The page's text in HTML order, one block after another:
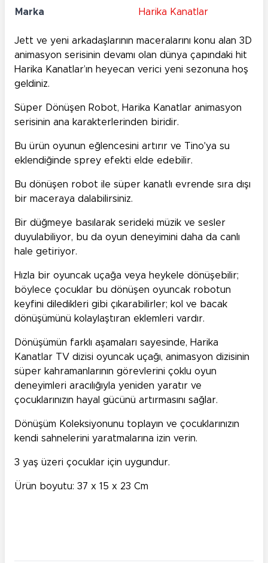
Marka Harika Kanatlar
Jett ve yeni arkadaşlarının maceralarını konu alan 3D
animasyon serisinin devamı olan dünya çapındaki hit
Harika Kanatlar’ın heyecan verici yeni sezonuna hoş
geldiniz.
Süper Dönüşen Robot, Harika Kanatlar animasyon
serisinin ana karakterlerinden biridir.
Bu ürün oyunun eğlencesini artırır ve Tino'ya su
eklendiğinde sprey efekti elde edebilir.
Bu dönüşen robot ile süper kanatlı evrende sıra dışı
bir maceraya dalabilirsiniz.
Bir düğmeye basılarak serideki müzik ve sesler
duyulabiliyor, bu da oyun deneyimini daha da canlı
hale getiriyor.
Hızla bir oyuncak uçağa veya heykele dönüşebilir;
böylece çocuklar bu dönüşen oyuncak robotun
keyfini diledikleri gibi çıkarabilirler; kol ve bacak
dönüşümünü kolaylaştıran eklemleri vardır.
Dönüşümün farklı aşamaları sayesinde, Harika
Kanatlar TV dizisi oyuncak uçağı, animasyon dizisinin
süper kahramanlarının görevlerini çoklu oyun
deneyimleri aracılığıyla yeniden yaratır ve
çocuklarınızın hayal gücünü artırmasını sağlar.
Dönüşüm Koleksiyonunu toplayın ve çocuklarınızın
kendi sahnelerini yaratmalarına izin verin.
3 yaş üzeri çocuklar için uygundur.
Ürün boyutu: 37 x 15 x 23 Cm